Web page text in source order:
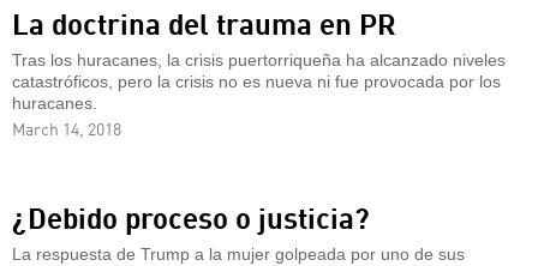
La doctrina del trauma en PR
Tras los huracanes, la crisis puertorriqueña ha alcanzado niveles
catastróficos, pero la crisis no es nueva ni fue provocada por los
huracanes.
March 14, 2018
¿Debido proceso o justicia?
La respuesta de Trump a la mujer golpeada por uno de sus